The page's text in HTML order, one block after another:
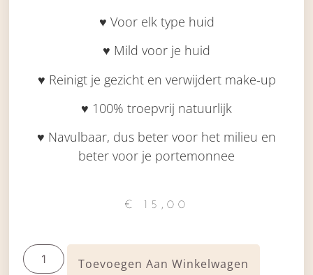
♥ Voor elk type huid
♥ Mild voor je huid
♥ Reinigt je gezicht en verwijdert make-up
♥ 100% troepvrij natuurlijk
♥ Navulbaar, dus beter voor het milieu en
beter voor je portemonnee
€ 15,00
Toevoegen Aan Winkelwagen